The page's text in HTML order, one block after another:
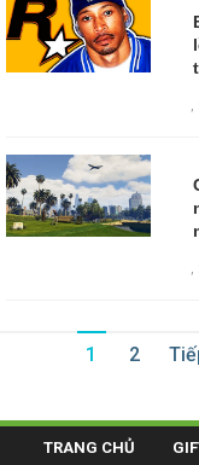
,
,
1 2
TRANG CHỦ